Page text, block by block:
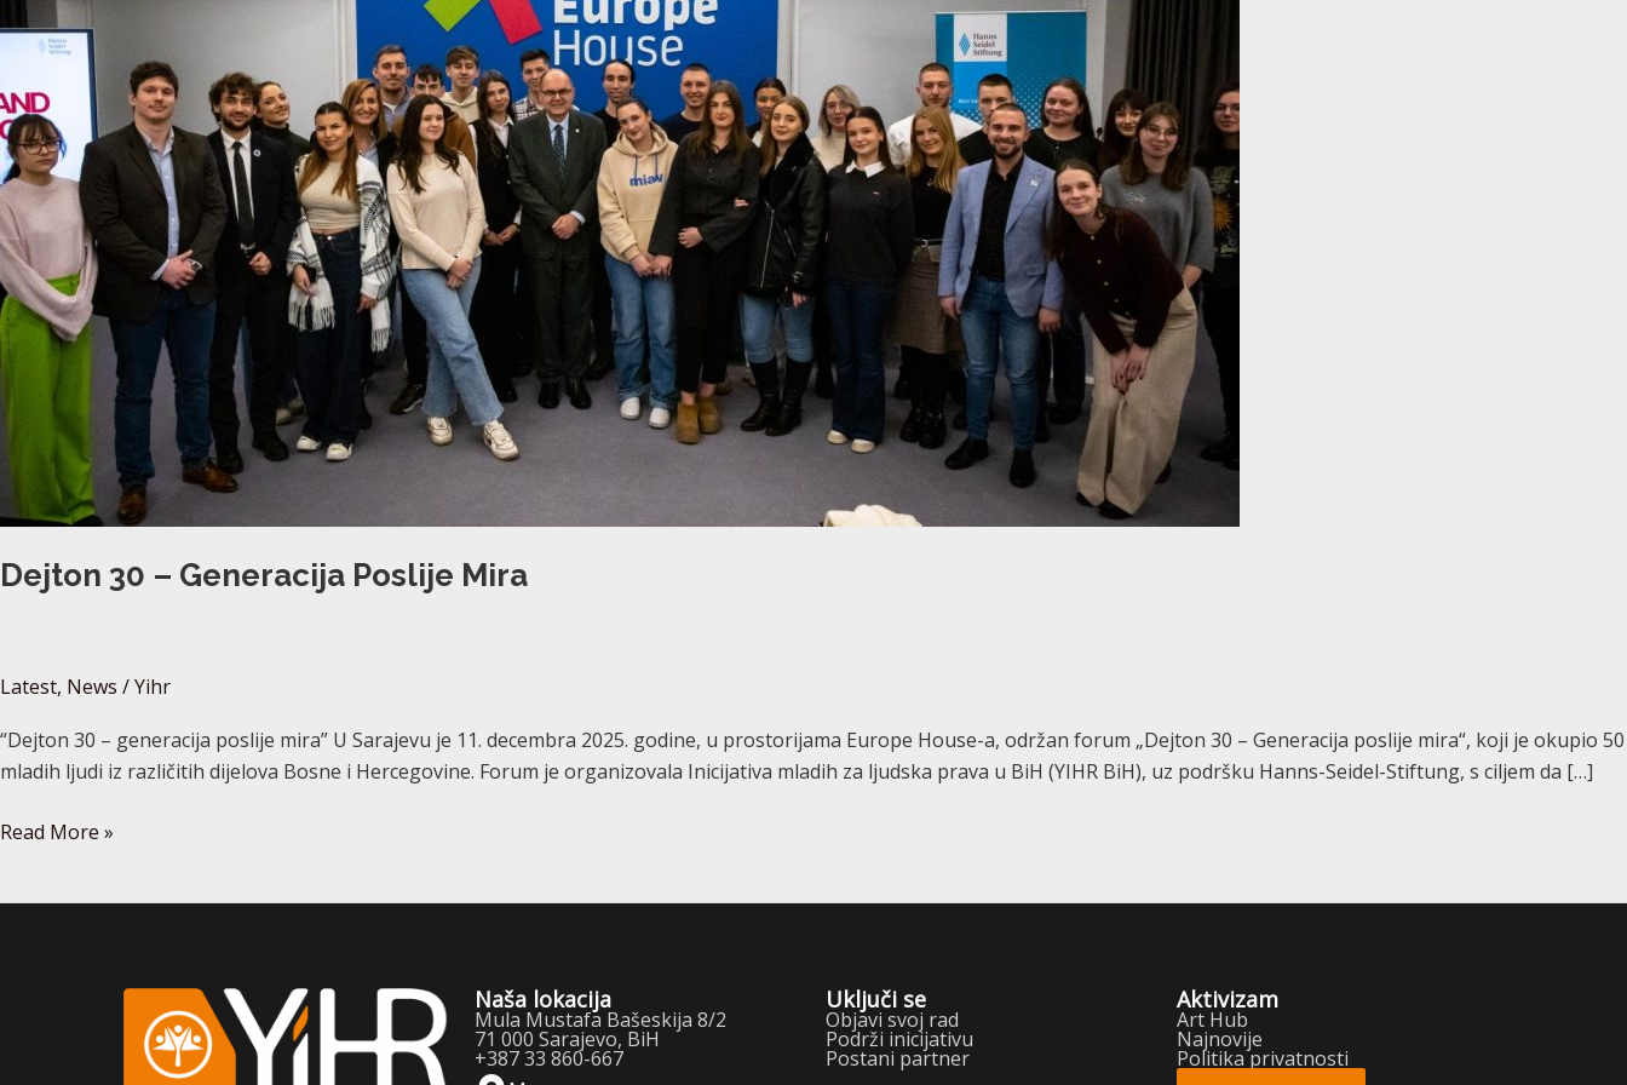
Dejton 30 – Generacija Poslije Mira
Latest, News /Yihr
“Dejton 30 – generacija poslije mira” U Sarajevu je 11. decembra 2025. godine, u prostorijama Europe House-a, održan forum „Dejton 30 – Generacija poslije mira“, koji je okupio 50
mladih ljudi iz različitih dijelova Bosne i Hercegovine. Forum je organizovala Inicijativa mladih za ljudska prava u BiH (YIHR BiH), uz podršku Hanns-Seidel-Stiftung, s ciljem da […]
Read More »
Naša lokacija
Mula Mustafa Bašeskija 8/2
71 000 Sarajevo, BiH
+387 33 860-667
Uključi se
Objavi svoj rad
Podrži inicijativu
Postani partner
Aktivizam
Art Hub
Najnovije
Politika privatnosti